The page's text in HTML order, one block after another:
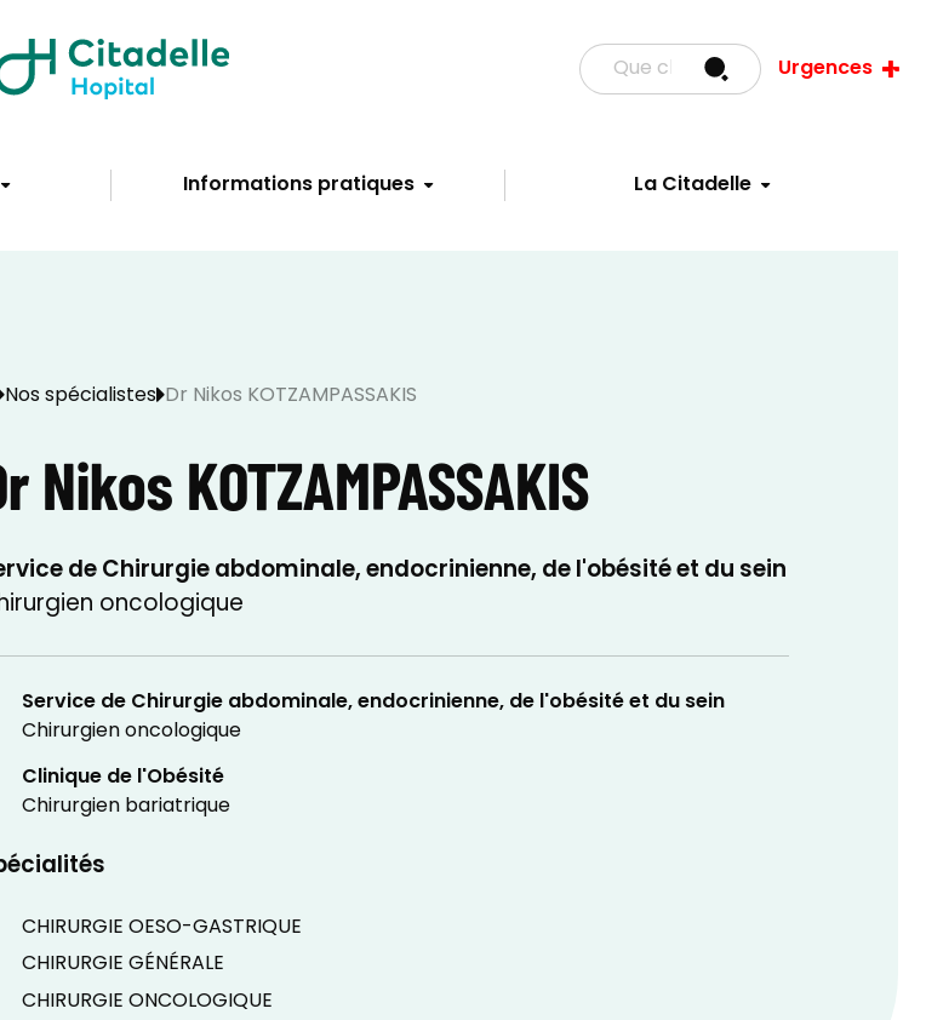
Informations pratiques La Citadelle
Urgences
Nos spécialistes Dr Nikos KOTZAMPASSAKIS
Nikos KOTZAMPASSAKIS
de Chirurgie abdominale, endocrinienne, de l'obésité et du sein
oncologique
Service de Chirurgie abdominale, endocrinienne, de l'obésité et du sein
Chirurgien oncologique
Clinique de l'Obésité
Chirurgien bariatrique
CHIRURGIE OESO-GASTRIQUE
CHIRURGIE GÉNÉRALE
CHIRURGIE ONCOLOGIQUE